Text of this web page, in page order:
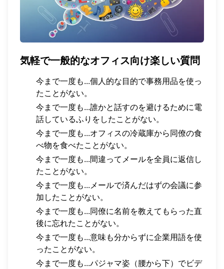
気軽で一般的なオフィス向け楽しい質問
今まで一度も...個人的な目的で事務用品を使っ
たことがない。
今まで一度も...誰かと話すのを避けるために電
話しているふりをしたことがない。
今まで一度も...オフィスの冷蔵庫から同僚の食
べ物を食べたことがない。
今まで一度も...間違ってメールを全員に返信し
たことがない。
今まで一度も...メールで済んだはずの会議に参
加したことがない。
今まで一度も...同僚に名前を教えてもらった直
後に忘れたことがない。
今まで一度も...意味も分からずに企業用語を使
ったことがない。
今まで一度も...パジャマ姿（腰から下）でビデ